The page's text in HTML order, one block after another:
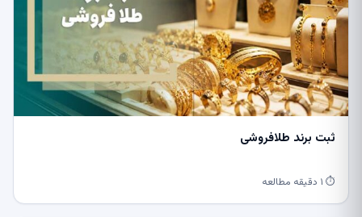
ثبت برند طلافروشی
⏱ ۱ دقیقه مطالعه